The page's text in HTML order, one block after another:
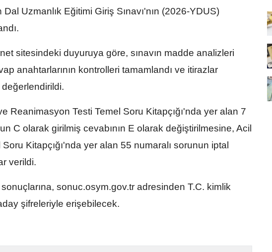
Dal Uzmanlık Eğitimi Giriş Sınavı'nın (2026-YDUS)
sitesindeki duyuruya göre, sınavın madde analizleri
anahtarlarının kontrolleri tamamlandı ve itirazlar
değerlendirildi.
Reanimasyon Testi Temel Soru Kitapçığı'nda yer alan 7
C olarak girilmiş cevabının E olarak değiştirilmesine, Acil
Soru Kitapçığı'nda yer alan 55 numaralı sorunun iptal
verildi.
sonuçlarına, sonuc.osym.gov.tr adresinden T.C. kimlik
şifreleriyle erişebilecek.